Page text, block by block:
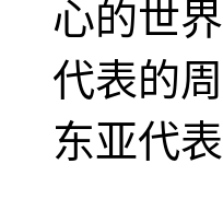
心的世
代表的
东亚代